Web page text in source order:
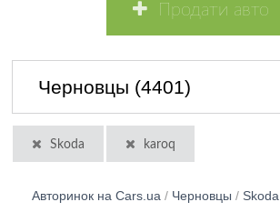
Продати авто
Skoda karoq
Авторинок на Cars.ua / Черновцы / Skoda